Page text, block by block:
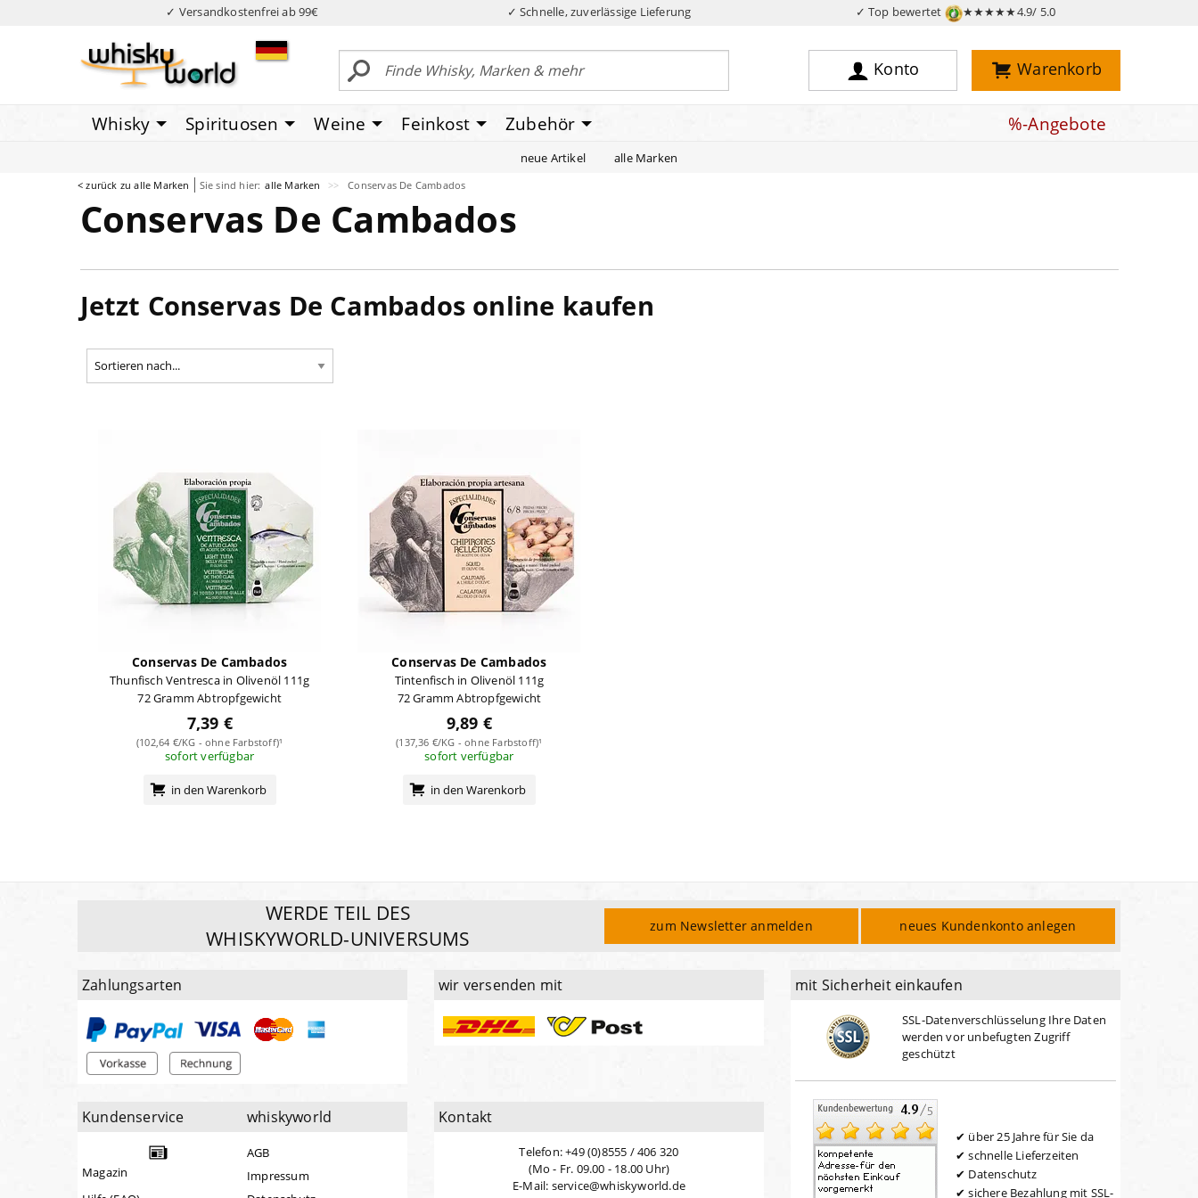
✓ Versandkostenfrei ab 99€ ✓ Schnelle, zuverlässige Lieferung ✓ Top bewertet ★★★★★4.9/ 5.0
Konto Warenkorb
Whisky Spirituosen Weine Feinkost Zubehör %-Angebote
neue Artikel alle Marken
< zurück zu alle Marken Sie sind hier: alle Marken Conservas De Cambados
Conservas De Cambados
Jetzt Conservas De Cambados online kaufen
Conservas De Cambados
Thunfisch Ventresca in Olivenöl 111g
72 Gramm Abtropfgewicht
7,39 €
(102,64 €/KG - ohne Farbstoff)¹
sofort verfügbar
in den Warenkorb
Conservas De Cambados
Tintenfisch in Olivenöl 111g
72 Gramm Abtropfgewicht
9,89 €
(137,36 €/KG - ohne Farbstoff)¹
sofort verfügbar
in den Warenkorb
WERDE TEIL DES
WHISKYWORLD-UNIVERSUMS
zum Newsletter anmelden neues Kundenkonto anlegen
Zahlungsarten wir versenden mit
Kundenservice
Magazin
whiskyworld
AGB
Impressum
Kontakt
Telefon: +49 (0)8555 / 406 320
(Mo - Fr. 09.00 - 18.00 Uhr)
E-Mail: service@whiskyworld.de
mit Sicherheit einkaufen
SSL-Datenverschlüsselung Ihre Daten
werden vor unbefugten Zugriff
geschützt
über 25 Jahre für Sie da
schnelle Lieferzeiten
Datenschutz
sichere Bezahlung mit SSL-